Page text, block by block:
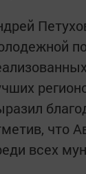
что
всех